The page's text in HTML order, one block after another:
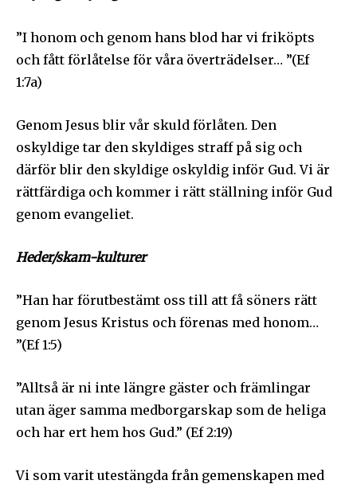
”I honom och genom hans blod har vi friköpts
och fått förlåtelse för våra överträdelser… ”(Ef
1:7a)
Genom Jesus blir vår skuld förlåten. Den
oskyldige tar den skyldiges straff på sig och
därför blir den skyldige oskyldig inför Gud. Vi är
rättfärdiga och kommer i rätt ställning inför Gud
genom evangeliet.
Heder/skam-kulturer
”Han har förutbestämt oss till att få söners rätt
genom Jesus Kristus och förenas med honom…
”(Ef 1:5)
”Alltså är ni inte längre gäster och främlingar
utan äger samma medborgarskap som de heliga
och har ert hem hos Gud.” (Ef 2:19)
Vi som varit utestängda från gemenskapen med